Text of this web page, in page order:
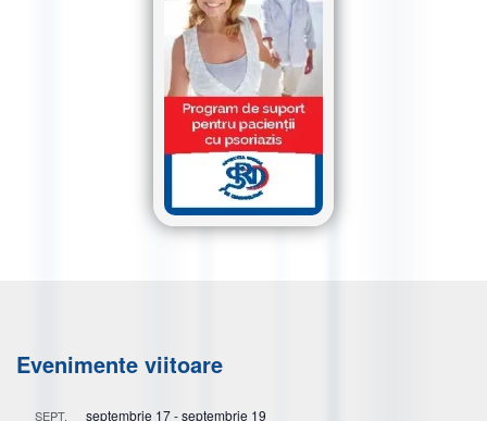
Evenimente viitoare
SEPT. septembrie 17-septembrie 19